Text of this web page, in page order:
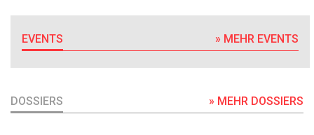
EVENTS » MEHR EVENTS
DOSSIERS » MEHR DOSSIERS